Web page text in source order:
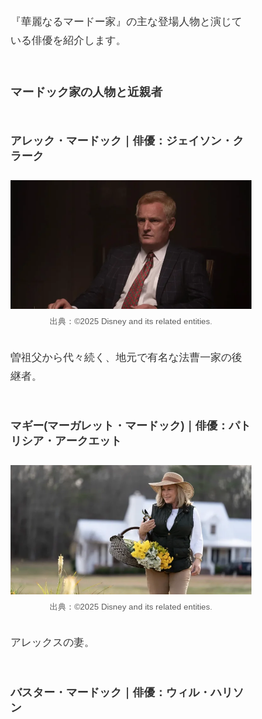
『華麗なるマードー家』の主な登場人物と演じて
いる俳優を紹介します。
マードック家の人物と近親者
アレック・マードック｜俳優：ジェイソン・ク
ラーク
出典：©2025 Disney and its related entities.
曽祖父から代々続く、地元で有名な法曹一家の後
継者。
マギー(マーガレット・マードック)｜俳優：パト
リシア・アークエット
出典：©2025 Disney and its related entities.
アレックスの妻。
バスター・マードック｜俳優：ウィル・ハリソ
ン